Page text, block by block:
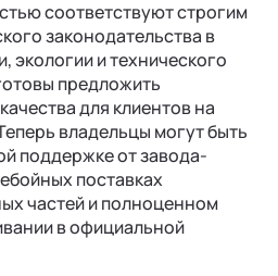
соответствуют строгим
законодательства в
экологии и технического
предложить
для клиентов на
владельцы могут быть
поддержке от завода-
поставках
частей и полноценном
в официальной